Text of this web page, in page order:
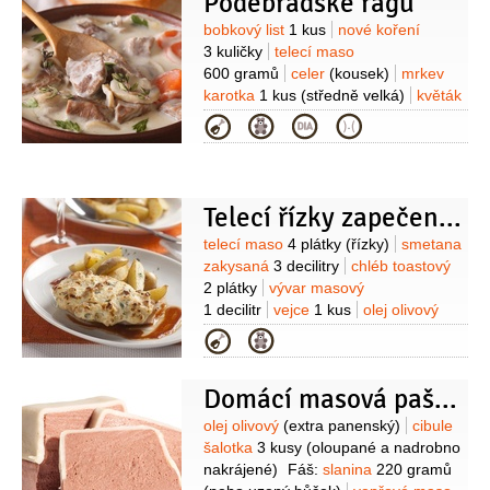
Suroviny
bobkový list 1 kus
nové koření
3 kuličky
telecí maso
600 gramů
celer (kousek)
mrkev
karotka 1 kus (středně velká)
květák
1 kus
(malý) hrášek1 hrst
1 lžíce
mouka pšeničná hladká
Kategorie
Telecí řízky zapečené se smetanou
Suroviny
telecí maso 4 plátky (řízky)
smetana
zakysaná 3 decilitry
chléb toastový
2 plátky
vývar masový
1 decilitr
vejce 1 kus
olej olivový
4 lžíce
sýr Parmezán
(strouhaný)
pesto bazalkové
Kategorie
Domácí masová paštika
Suroviny
olej olivový (extra panenský)
cibule
šalotka 3 kusy (oloupané a nadrobno
nakrájené)
Fáš: slanina 220 gramů